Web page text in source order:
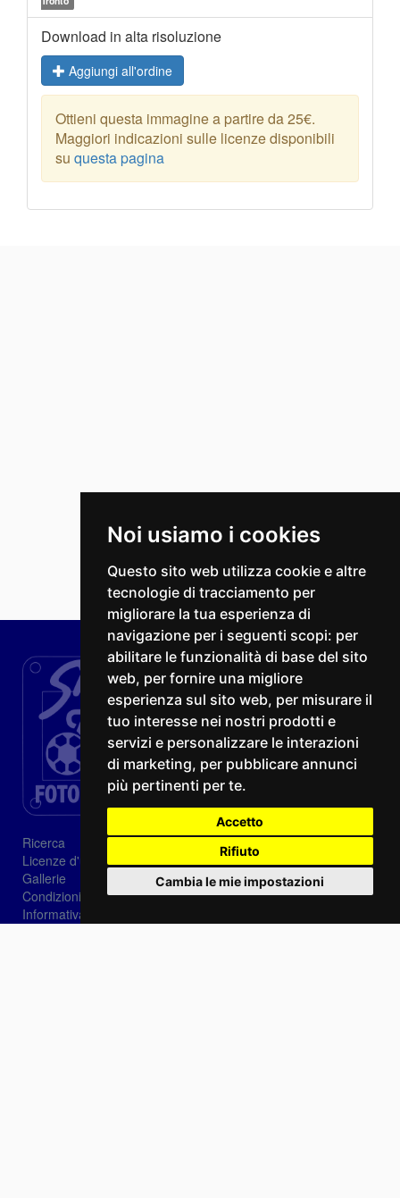
Noi usiamo i cookies
Questo sito web utilizza cookie e altre
tecnologie di tracciamento per
migliorare la tua esperienza di
navigazione per i seguenti scopi: per
abilitare le funzionalità di base del sito
web, per fornire una migliore
esperienza sul sito web, per misurare il
tuo interesse nei nostri prodotti e
servizi e personalizzare le interazioni
di marketing, per pubblicare annunci
più pertinenti per te.
Accetto
Rifiuto
Cambia le mie impostazioni
Download in alta risoluzione
Aggiungi all'ordine
Ottieni questa immagine a partire da 25€.
Maggiori indicazioni sulle licenze disponibili
su questa pagina
Ricerca
Licenze d'utilizzo
Gallerie
Condizioni di vendita
Informativa sui Cookie